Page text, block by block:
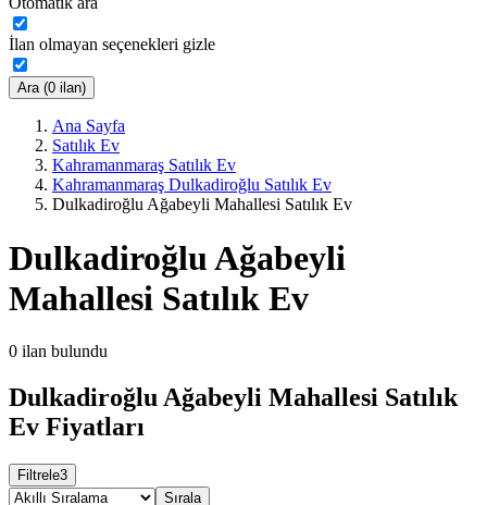
İlan olmayan seçenekleri gizle
Ara (0 ilan)
Ana Sayfa
Satılık Ev
Kahramanmaraş Satılık Ev
Kahramanmaraş Dulkadiroğlu Satılık Ev
Dulkadiroğlu Ağabeyli Mahallesi Satılık Ev
Dulkadiroğlu Ağabeyli
Mahallesi Satılık Ev
0 ilan bulundu
Dulkadiroğlu Ağabeyli Mahallesi Satılık
Ev Fiyatları
Filtrele3
Sırala